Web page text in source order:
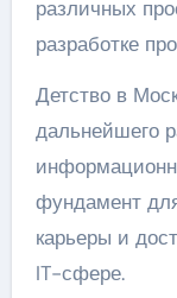
различных
разработке
Детство в
дальнейшего
фундамент
карьеры и
IT-сфере.